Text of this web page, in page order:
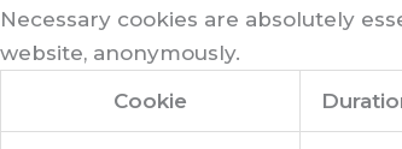
Necessary cookies are absolutely
website, anonymously.
Cookie